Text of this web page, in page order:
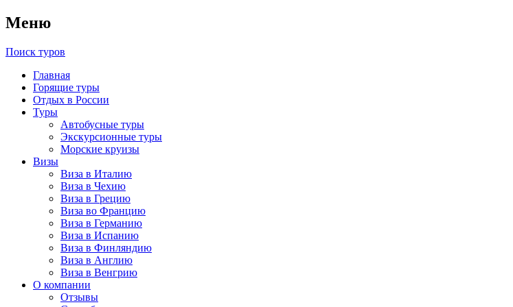
Меню
Поиск туров
Главная
Горящие туры
Отдых в России
Туры
Автобусные туры
Экскурсионные туры
Морские круизы
Визы
Виза в Италию
Виза в Чехию
Виза в Грецию
Виза во Францию
Виза в Германию
Виза в Испанию
Виза в Финляндию
Виза в Англию
Виза в Венгрию
О компании
Отзывы